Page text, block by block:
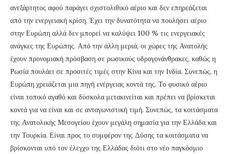
ανεξάρτητος αφού παράγει σχιστολιθικό αέριο και δεν επηρεάζεται
από την ενεργειακή κρίση. Έχει την δυνατότητα να πουλήσει αέριο
στην Ευρώπη αλλά δεν μπορεί να καλύψει 100 % τις ενεργειακές
ανάγκες της Ευρώπης. Από την άλλη μεριά, οι χώρες της Ανατολής
έχουν προνομιακή πρόσβαση σε ρωσικούς υδρογονάνθρακες, καθώς η
Ρωσία πουλάει σε προσιτές τιμές στην Κίνα και την Ινδία. Συνεπώς, η
Ευρώπη χρειάζεται μια πηγή ενέργειας κοντά της. Το φυσικό αέριο
είναι τοπικό αγαθό και δύσκολα μετακινείται και πρέπει να βρίσκεται
κοντά για να είναι και σε ανταγωνιστική τιμή. Συνεπώς, τα κοιτάσματα
της Ανατολικής Μεσογείου έχουν μεγάλη σημασία για την Ελλάδα και
την Τουρκία. Είναι προς το συμφέρον της Δύσης τα κοιτάσματα να
βρίσκονται υπό τον έλεγχο της Ελλάδας διότι στο νέο παγκόσμιο